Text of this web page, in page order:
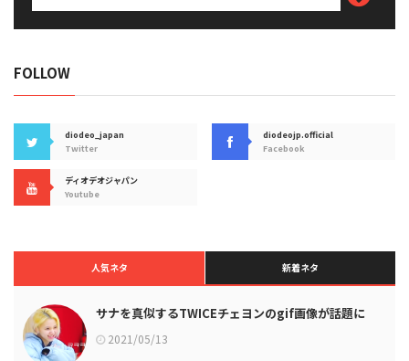
FOLLOW
diodeo_japan
Twitter
diodeojp.official
Facebook
ディオデオジャパン
Youtube
人気ネタ 新着ネタ
サナを真似するTWICEチェヨンのgif画像が話題に
2021/05/13